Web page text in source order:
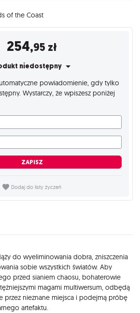
of the Coast
254,95 zł
niedostępny
powiadomienie, gdy tylko
Wystarczy, że wpiszesz poniżej
ZAPISZ
Dodaj do listy życzeń
do wyeliminowania dobra, zniszczenia
sobie wszystkich światów. Aby
przed sianiem chaosu, bohaterowie
magami multiwersum, odbędą
przez nieznane miejsca i podejmą próbę
artefaktu.